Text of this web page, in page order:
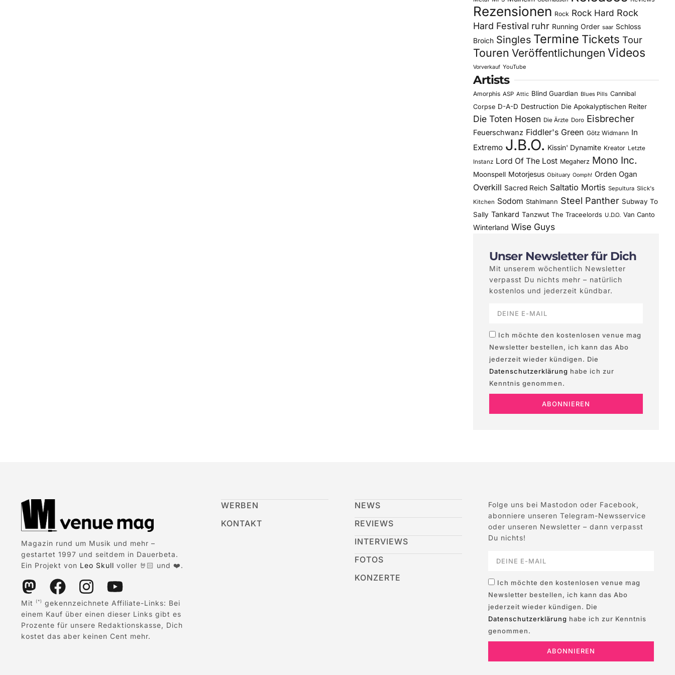
Rezensionen Rock Rock Hard Rock
Hard Festival ruhr Running Order saar Schloss
Broich Singles Termine Tickets Tour
Touren Veröffentlichungen Videos
Vorverkauf YouTube
Artists
Amorphis ASP Attic Blind Guardian Blues Pills Cannibal
Corpse D-A-D Destruction Die Apokalyptischen Reiter
Die Toten Hosen Die Ärzte Doro Eisbrecher
Feuerschwanz Fiddler's Green Götz Widmann In
Extremo J.B.O. Kissin' Dynamite Kreator Letzte
Instanz Lord Of The Lost Megaherz Mono Inc.
Moonspell Motorjesus Obituary Oomph! Orden Ogan
Overkill Sacred Reich Saltatio Mortis Sepultura Slick's
Kitchen Sodom Stahlmann Steel Panther Subway To
Sally Tankard Tanzwut The Traceelords U.D.O. Van Canto
Winterland Wise Guys
Unser Newsletter für Dich
Mit unserem wöchentlich Newsletter
verpasst Du nichts mehr – natürlich
kostenlos und jederzeit kündbar.
Ich möchte den kostenlosen venue mag
Newsletter bestellen, ich kann das Abo
jederzeit wieder kündigen. Die
Datenschutzerklärung habe ich zur
Kenntnis genommen.
ABONNIEREN
Magazin rund um Musik und mehr –
gestartet 1997 und seitdem in Dauerbeta.
Ein Projekt von Leo Skull voller 🤘🏻 und ❤️.
Mit (*)
gekennzeichnete Affiliate-Links: Bei
einem Kauf über einen dieser Links gibt es
Prozente für unsere Redaktionskasse, Dich
kostet das aber keinen Cent mehr.
WERBEN
KONTAKT
NEWS
REVIEWS
INTERVIEWS
FOTOS
KONZERTE
Folge uns bei Mastodon oder Facebook,
abonniere unseren Telegram-Newsservice
oder unseren Newsletter – dann verpasst
Du nichts!
Ich möchte den kostenlosen venue mag
Newsletter bestellen, ich kann das Abo
jederzeit wieder kündigen. Die
Datenschutzerklärung habe ich zur Kenntnis
genommen.
ABONNIEREN